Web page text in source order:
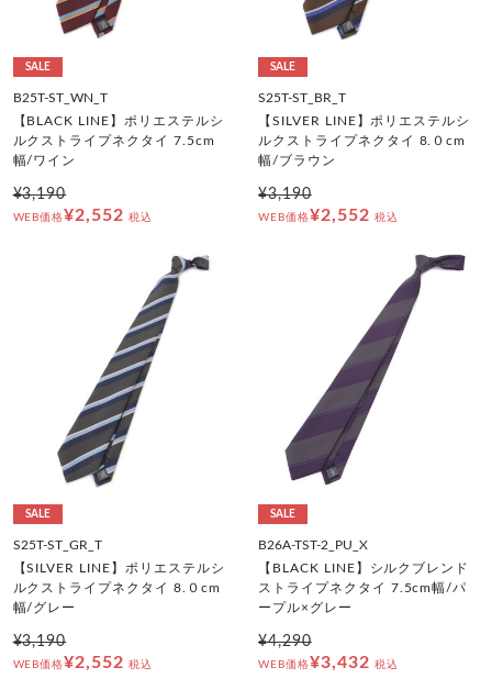
SALE
B25T-ST_WN_T
【BLACK LINE】ポリエステルシ
ルクストライプネクタイ 7.5cm
幅/ワイン
¥3,190
WEB価格¥2,552 税込
SALE
S25T-ST_BR_T
【SILVER LINE】ポリエステルシ
ルクストライプネクタイ 8.０cm
幅/ブラウン
¥3,190
WEB価格¥2,552 税込
SALE
S25T-ST_GR_T
【SILVER LINE】ポリエステルシ
ルクストライプネクタイ 8.０cm
幅/グレー
¥3,190
WEB価格¥2,552 税込
SALE
B26A-TST-2_PU_X
【BLACK LINE】シルクブレンド
ストライプネクタイ 7.5cm幅/パ
ープル×グレー
¥4,290
WEB価格¥3,432 税込